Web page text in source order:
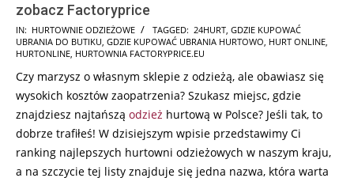
zobacz Factoryprice
2025-
12-
IN: HURTOWNIE ODZIEŻOWE TAGGED: 24HURT GDZIE KUPOWAĆ
UBRANIA DO BUTIKU GDZIE KUPOWAĆ UBRANIA HURTOWO HURT ONLINE
HURTONLINE HURTOWNIA FACTORYPRICE.EU
Czy marzysz o własnym sklepie z odzieżą, ale obawiasz się
wysokich kosztów zaopatrzenia? Szukasz miejsc, gdzie
znajdziesz najtańszą odzież hurtową w Polsce? Jeśli tak, to
dobrze trafiłeś! W dzisiejszym wpisie przedstawimy Ci
ranking najlepszych hurtowni odzieżowych w naszym kraju,
a na szczycie tej listy znajduje się jedna nazwa, która warta